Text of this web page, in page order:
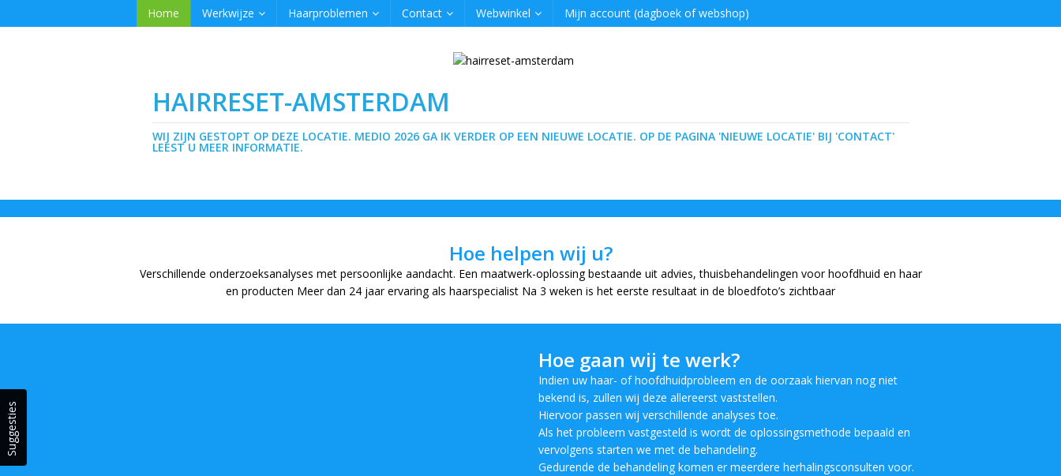
Home Werkwijze Haarproblemen Contact Webwinkel Mijn account (dagboek of webshop)
HAIRRESET-AMSTERDAM
WIJ ZIJN GESTOPT OP DEZE LOCATIE. MEDIO 2026 GA IK VERDER OP EEN NIEUWE LOCATIE. OP DE PAGINA 'NIEUWE LOCATIE' BIJ 'CONTACT'
LEEST U MEER INFORMATIE.
Hoe helpen wij u?
Verschillende onderzoeksanalyses met persoonlijke aandacht. Een maatwerk-oplossing bestaande uit advies, thuisbehandelingen voor hoofdhuid en haar
en producten Meer dan 24 jaar ervaring als haarspecialist Na 3 weken is het eerste resultaat in de bloedfoto’s zichtbaar
Hoe gaan wij te werk?
Indien uw haar- of hoofdhuidprobleem en de oorzaak hiervan nog niet
bekend is, zullen wij deze allereerst vaststellen.
Hiervoor passen wij verschillende analyses toe.
Als het probleem vastgesteld is wordt de oplossingsmethode bepaald en
vervolgens starten we met de behandeling.
Gedurende de behandeling komen er meerdere herhalingsconsulten voor.
Suggesties